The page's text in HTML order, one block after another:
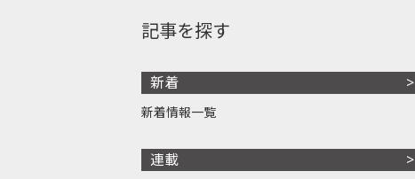
記事を探す
新着
新着情報一覧
連載